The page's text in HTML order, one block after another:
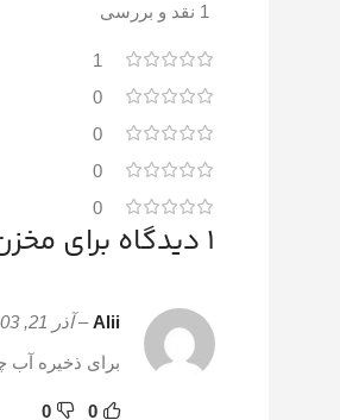
1 نقد و بررسی
1
0
0
0
0
1 دیدگاه برای مخزن 2000 لیتری افقی
Alii
– آذر 21, 1403
برای ذخیره
0
0